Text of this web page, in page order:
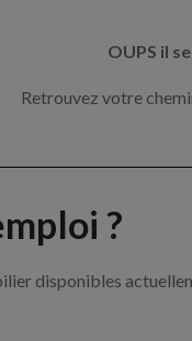
OUPS il
Retrouvez votre
?
disponibles